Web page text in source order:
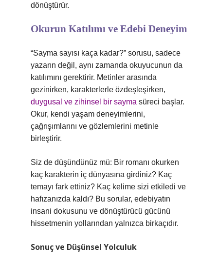
dönüştürür.
Okurun Katılımı ve Edebi Deneyim
“Sayma sayısı kaça kadar?” sorusu, sadece
yazarın değil, aynı zamanda okuyucunun da
katılımını gerektirir. Metinler arasında
gezinirken, karakterlerle özdeşleşirken,
duygusal ve zihinsel bir sayma süreci başlar.
Okur, kendi yaşam deneyimlerini,
çağrışımlarını ve gözlemlerini metinle
birleştirir.
Siz de düşündünüz mü: Bir romanı okurken
kaç karakterin iç dünyasına girdiniz? Kaç
temayı fark ettiniz? Kaç kelime sizi etkiledi ve
hafızanızda kaldı? Bu sorular, edebiyatın
insani dokusunu ve dönüştürücü gücünü
hissetmenin yollarından yalnızca birkaçıdır.
Sonuç ve Düşünsel Yolculuk